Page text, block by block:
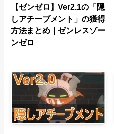
【ゼンゼロ】Ver2.1の「隠
しアチーブメント」の獲得
方法まとめ｜ゼンレスゾー
ンゼロ